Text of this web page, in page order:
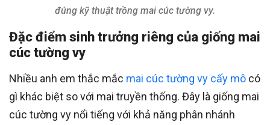
đúng kỹ thuật trồng mai cúc tường vy.
Đặc điểm sinh trưởng riêng của giống mai
cúc tường vy
Nhiều anh em thắc mắc mai cúc tường vy cấy mô có
gì khác biệt so với mai truyền thống. Đây là giống mai
cúc tường vy nổi tiếng với khả năng phân nhánh